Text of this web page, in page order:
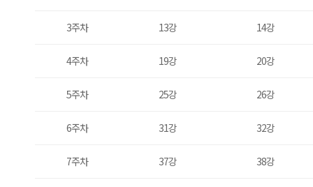
3주차 13강 14강
4주차 19강 20강
5주차 25강 26강
6주차 31강 32강
7주차 37강 38강